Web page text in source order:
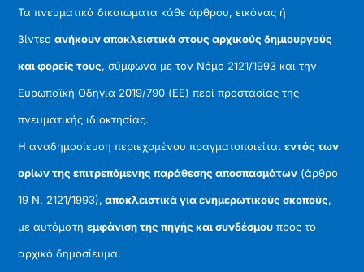
Τα πνευματικά δικαιώματα κάθε άρθρου, εικόνας ή
βίντεοανήκουν αποκλειστικά στους αρχικούς δημιουργούς
και φορείς τους, σύμφωνα με τον Νόμο 2121/1993 και την
Ευρωπαϊκή Οδηγία 2019/790 (ΕΕ) περί προστασίας της
πνευματικής ιδιοκτησίας.
Η αναδημοσίευση περιεχομένου πραγματοποιείταιεντός των
ορίων της επιτρεπόμενης παράθεσης αποσπασμάτων (άρθρο
19 Ν. 2121/1993), αποκλειστικά για ενημερωτικούς σκοπούς,
με αυτόματηεμφάνιση της πηγής και συνδέσμου προς το
αρχικό δημοσίευμα.